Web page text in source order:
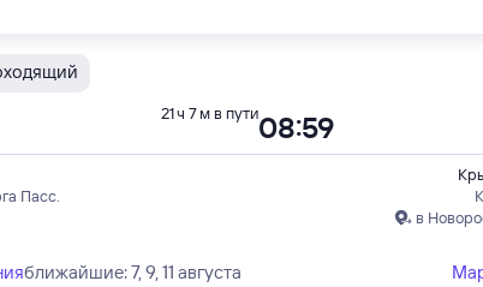
Пасс.
в
08:59
21 ч 7 м в пути
ближайшие: 7, 9, 11 августа